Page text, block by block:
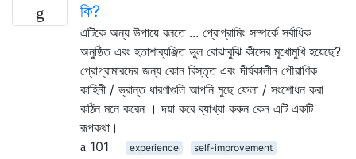
কি?
এটিকে অন্য উপায়ে বলতে ... প্রোগ্রামিং সম্পর্কে সর্বাধিক
অনুষ্ঠিত এবং হতাশাব্যঞ্জিত ভুল বোঝাবুঝি কীসের মুখোমুখি হয়েছে?
প্রোগ্রামারদের জন্য কোন বিস্তৃত এবং দীর্ঘকালীন পৌরাণিক
কাহিনী / ভ্রান্ত ধারণাগুলি আপনি মুছে ফেলা / সংশোধন করা
কঠিন মনে করেন । দয়া করে ব্যাখ্যা করুন কেন এটি একটি
রূপকথা।
101
experience
self-improvement